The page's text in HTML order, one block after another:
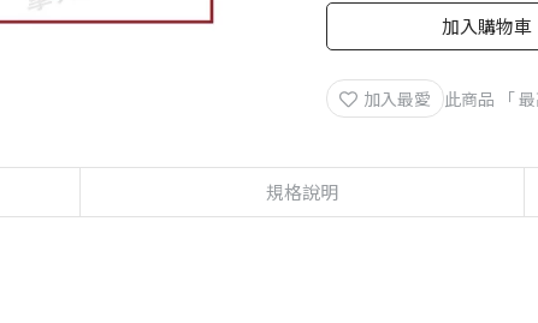
加入購物車
加入最愛 此商品 「
規格說明